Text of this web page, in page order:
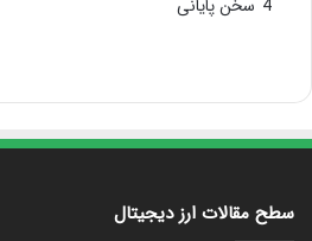
4 سخن پایانی
سطح مقالات ارز دیجیتال